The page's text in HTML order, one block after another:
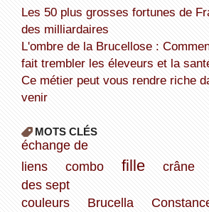
Les 50 plus grosses fortunes de France sont tous
des milliardaires
L'ombre de la Brucellose : Comment une bactérie
fait trembler les éleveurs et la
Ce métier peut vous rendre riche dans les années à
venir
MOTS CLÉS
échange de
liens
combo fille crâne
des sept
couleurs
Brucella